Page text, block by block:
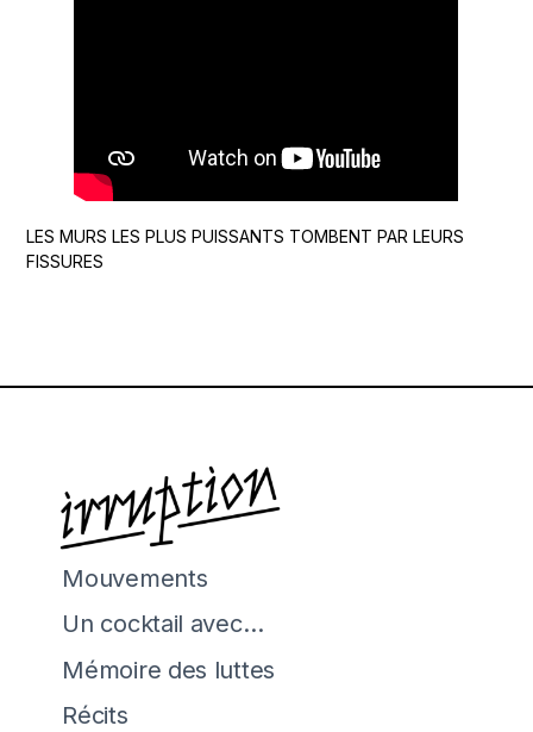
LES MURS LES PLUS PUISSANTS TOMBENT PAR LEURS
FISSURES
Mouvements
Un cocktail avec…
Mémoire des luttes
Récits